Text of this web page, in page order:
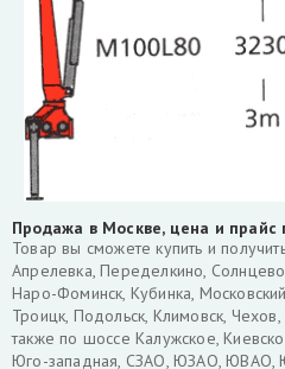
Продажа в Москве, цена и прайс
Товар вы сможете купить и
Апрелевка, Переделкино,
Наро-Фоминск, Кубинка,
Троицк, Подольск, Климовск,
также по шоссе Калужское,
Юго-западная, СЗАО, ЮЗАО, ЮВАО,